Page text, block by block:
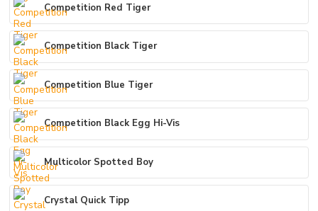
Competition Red Tiger
Competition Black Tiger
Competition Blue Tiger
Competition Black Egg Hi-Vis
Multicolor Spotted Boy
Crystal Quick Tipp